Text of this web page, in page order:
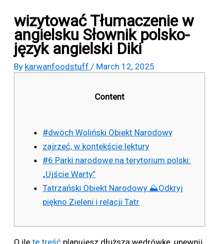
wizytować Tłumaczenie w
angielsku Słownik polsko-
język angielski Diki
By karwanfoodstuff / March 12, 2025
Content
#dwóch Woliński Obiekt Narodowy
zajrzeć, w kontekście lektury
#6 Parki narodowe na terytorium polski:
„Ujście Warty”
Tatrzański Obiekt Narodowy ⛰Odkryj
piękno Zieleni i relacji Tatr
O ile tę treść planujesz dłuższą wędrówkę, upewnij